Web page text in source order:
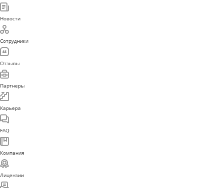
Новости
Сотрудники
Отзывы
Партнеры
Карьера
FAQ
Компания
Лицензии